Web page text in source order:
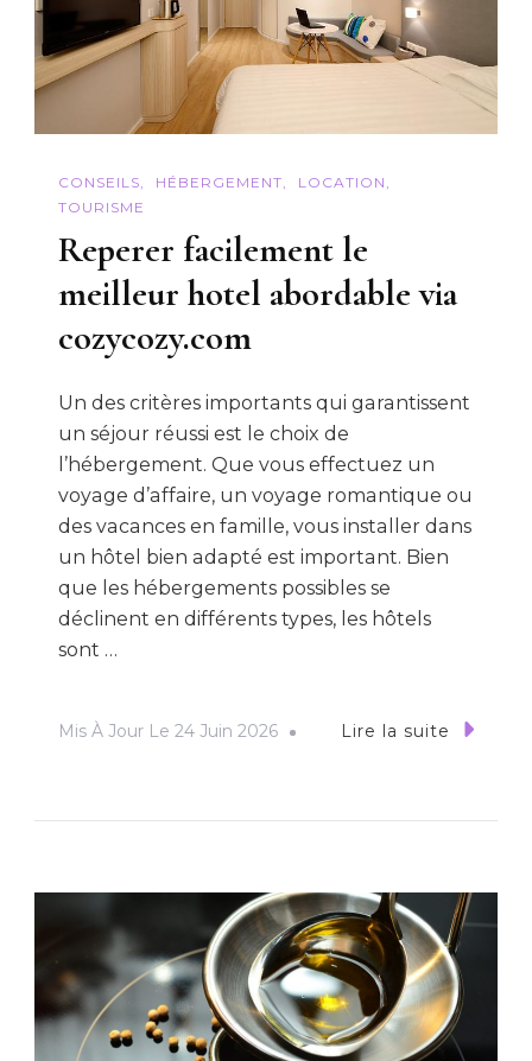
CONSEILS HÉBERGEMENT
LOCATION
TOURISME
Reperer facilement le
meilleur hotel abordable via
cozycozy.com
Un des critères importants qui garantissent
un séjour réussi est le choix de
l’hébergement. Que vous effectuez un
voyage d’affaire, un voyage romantique ou
des vacances en famille, vous installer dans
un hôtel bien adapté est important. Bien
que les hébergements possibles se
déclinent en différents types, les hôtels
sont …
Mis À Jour Le 24 Juin 2026 Lire la suite